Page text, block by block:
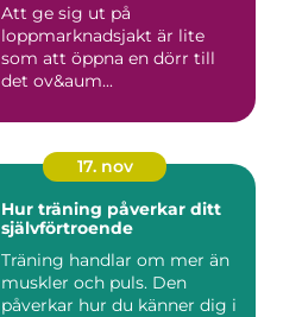
Att ge sig ut på
loppmarknadsjakt är lite
som att öppna en dörr till
det ov&aum...
17. nov
Hur träning påverkar ditt
självförtroende
Träning handlar om mer än
muskler och puls. Den
påverkar hur du känner dig i